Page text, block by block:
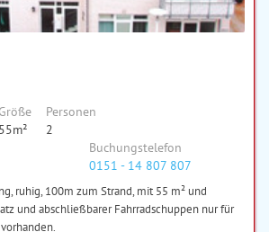
Größe
55m²
Personen
2
Buchungstelefon
0151 - 14 807 807
ruhig, 100m zum Strand, mit 55 m² und
und abschließbarer Fahrradschuppen nur für